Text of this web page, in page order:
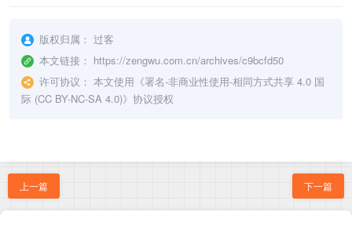
版权归属： 过客
本文链接： https://zengwu.com.cn/archives/c9bcfd50
许可协议： 本文使用《署名-非商业性使用-相同方式共享 4.0 国
际 (CC BY-NC-SA 4.0)》协议授权
上一篇 下一篇